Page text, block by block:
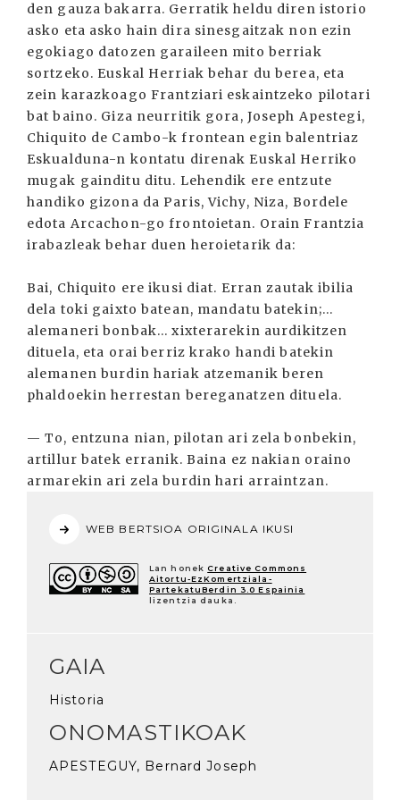
den gauza bakarra. Gerratik heldu diren istorio
asko eta asko hain dira sinesgaitzak non ezin
egokiago datozen garaileen mito berriak
sortzeko. Euskal Herriak behar du berea, eta
zein karazkoago Frantziari eskaintzeko pilotari
bat baino. Giza neurritik gora, Joseph Apestegi,
Chiquito de Cambo-k frontean egin balentriaz
Eskualduna-n kontatu direnak Euskal Herriko
mugak gainditu ditu. Lehendik ere entzute
handiko gizona da Paris, Vichy, Niza, Bordele
edota Arcachon-go frontoietan. Orain Frantzia
irabazleak behar duen heroietarik da:
Bai, Chiquito ere ikusi diat. Erran zautak ibilia
dela toki gaixto batean, mandatu batekin;...
alemaneri bonbak... xixterarekin aurdikitzen
dituela, eta orai berriz krako handi batekin
alemanen burdin hariak atzemanik beren
phaldoekin herrestan bereganatzen dituela.
— To, entzuna nian, pilotan ari zela bonbekin,
artillur batek erranik. Baina ez nakian oraino
armarekin ari zela burdin hari arraintzan.
WEB BERTSIOA ORIGINALA IKUSI
Lan honek Creative Commons
Aitortu-EzKomertziala-
PartekatuBerdin 3.0 Espainia
lizentzia dauka.
GAIA
Historia
ONOMASTIKOAK
APESTEGUY, Bernard Joseph